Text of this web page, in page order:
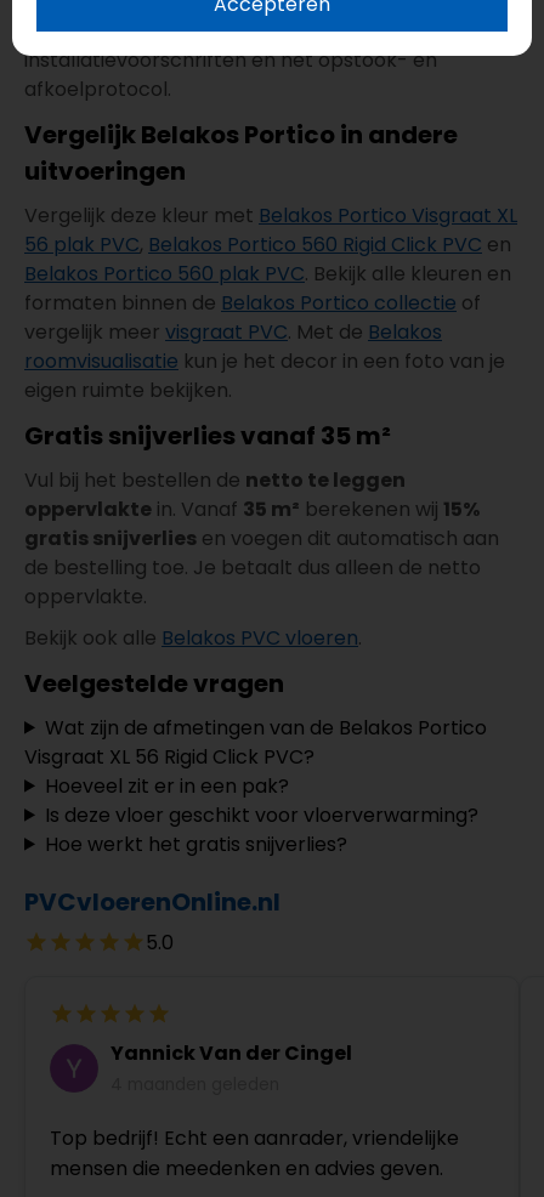
vloerverwarming. Volg bij plaatsing altijd de
installatievoorschriften en het opstook- en
afkoelprotocol.
Vergelijk Belakos Portico in andere
uitvoeringen
Vergelijk deze kleur met Belakos Portico Visgraat XL
56 plak PVC, Belakos Portico 560 Rigid Click PVC en
Belakos Portico 560 plak PVC. Bekijk alle kleuren en
formaten binnen de Belakos Portico collectie of
vergelijk meer visgraat PVC. Met de Belakos
roomvisualisatie kun je het decor in een foto van je
eigen ruimte bekijken.
Gratis snijverlies vanaf 35 m²
Vul bij het bestellen de netto te leggen
oppervlakte in. Vanaf 35 m² berekenen wij 15%
gratis snijverlies en voegen dit automatisch aan
de bestelling toe. Je betaalt dus alleen de netto
oppervlakte.
Bekijk ook alle Belakos PVC vloeren.
Veelgestelde vragen
Wat zijn de afmetingen van de Belakos Portico
Visgraat XL 56 Rigid Click PVC?
Hoeveel zit er in een pak?
Is deze vloer geschikt voor vloerverwarming?
Hoe werkt het gratis snijverlies?
PVCvloerenOnline.nl
5.0
Yannick Van der Cingel
Top bedrijf! Echt een aanrader, vriendelijke
mensen die meedenken en advies geven.